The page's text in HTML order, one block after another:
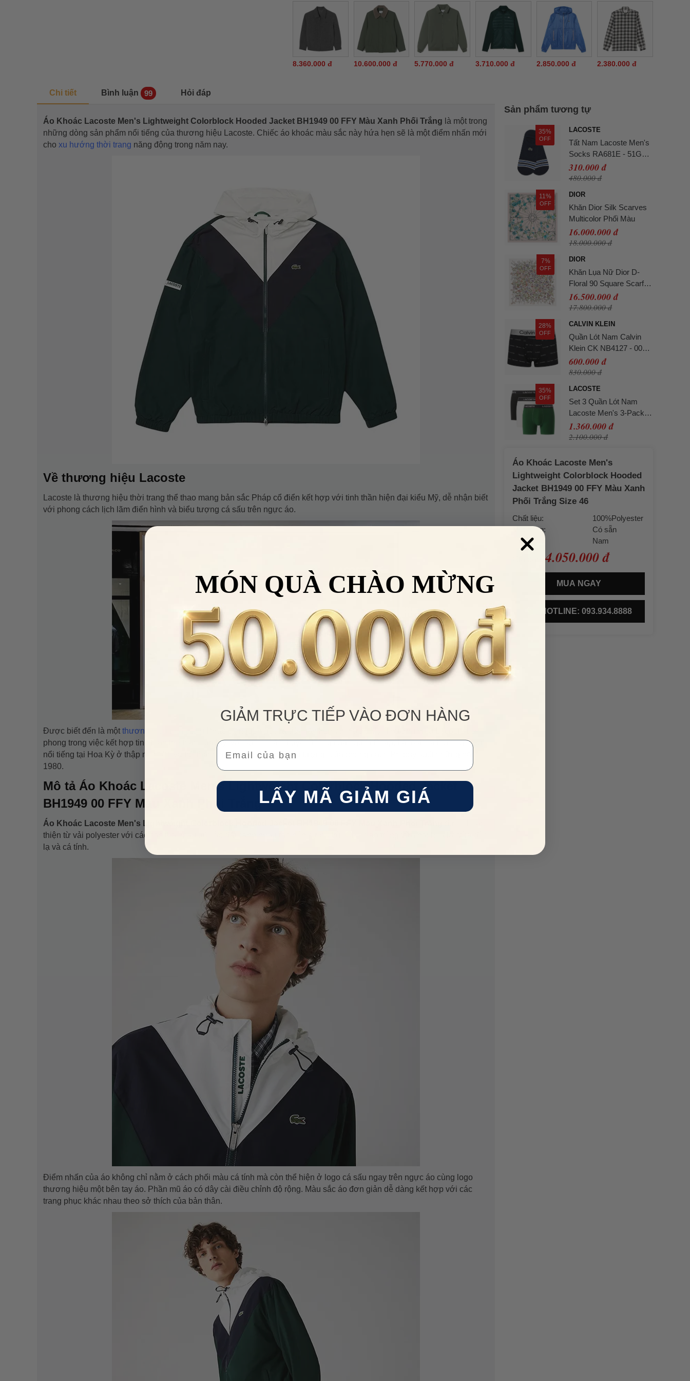
8.360.000 đ 10.600.000 đ 5.770.000 đ 3.710.000 đ 2.850.000 đ 2.380.000 đ
Chi tiết Bình luận 99 Hỏi đáp
Áo Khoác Lacoste Men's Lightweight Colorblock Hooded Jacket BH1949 00 FFY Màu Xanh Phối Trắng là một trong
những dòng sản phẩm nổi tiếng của thương hiệu Lacoste. Chiếc áo khoác màu sắc này hứa hẹn sẽ là một điểm nhấn mới
cho xu hướng thời trang năng động trong năm nay.
Về thương hiệu Lacoste
Lacoste là thương hiệu thời trang thể thao mang bản sắc Pháp cổ điển kết hợp với tinh thần hiện đại kiểu Mỹ, dễ nhận biết
với phong cách lịch lãm điển hình và biểu tượng cá sấu trên ngực áo.
Được biết đến là một thương hiệu thời trang
phong trong việc kết hợp tinh thần thể thao của Mỹ, với sự lịch lãm truyền thống của người Pháp. Lacoste là thương hiệu
nổi tiếng tại Hoa Kỳ ở thập niên 70, và trở thành một trong những "biểu tượng" của phong cách Preppy suốt những năm
1980.
Mô tả Áo Khoác Lacoste Men's Lightweight Colorblock Hooded Jacket
BH1949 00 FFY Màu Xanh Phối Trắng
Áo Khoác Lacoste Men's Lightweight Colorblock Hooded Jacket BH1949 00 FFY
thiện từ vải polyester với các sắc thái màu đối lập đặt cạnh nhau tạo nên sự bù trừ. Chiếc áo trông vừa hài hoà lại vừa độc
lạ và cá tính.
Điểm nhấn của áo không chỉ nằm ở cách phối màu cá tính mà còn thể hiện ở logo cá sấu ngay trên ngực áo cùng logo
thương hiệu một bên tay áo. Phần mũ áo có dây cài điều chỉnh độ rộng. Màu sắc áo đơn giản dễ dàng kết hợp với các
trang phục khác nhau theo sở thích của bản thân.
Sản phẩm tương tự
35%
OFF
LACOSTE
Tất Nam Lacoste Men's
Socks RA681E - 51G
Màu Xanh Navy
310.000 đ
480.000 đ
11%
OFF
DIOR
Khăn Dior Silk Scarves
Multicolor Phối Màu
16.000.000 đ
18.000.000 đ
7%
OFF
DIOR
Khăn Lụa Nữ Dior D-
Floral 90 Square Scarf
Silk Twill Màu Trắng Họa
Tiết
16.500.000 đ
17.800.000 đ
28%
OFF
CALVIN KLEIN
Quần Lót Nam Calvin
Klein CK NB4127 - 003
Màu Đen Size L
600.000 đ
830.000 đ
35%
OFF
LACOSTE
Set 3 Quần Lót Nam
Lacoste Men's 3-Pack
Stretch Cotton Boxer
Briefs 6H2411-51-ISZ
1.360.000 đ
2.100.000 đ
Áo Khoác Lacoste Men's
Lightweight Colorblock Hooded
Jacket BH1949 00 FFY Màu Xanh
Phối Trắng Size 46
Chất liệu:
100%Polyester
Mặt hàng:
Có sẵn
Giới tính:
Nam
4.050.000 đ
MUA NGAY
HOTLINE: 093.934.8888
MÓN QUÀ CHÀO MỪNG
GIẢM TRỰC TIẾP VÀO ĐƠN HÀNG
Email
LẤY MÃ GIẢM GIÁ